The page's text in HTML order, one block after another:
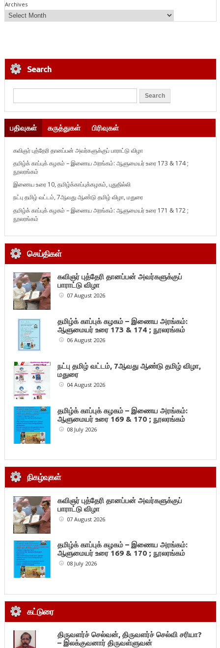
Archives
Search
பதிவுகள் கருத்துகள் பிரிவுகள்
கவிஞர் புத்தேரி தானப்பன் அவர்களுக்குப் பாராட்டு விழா
தமிழ்க் காப்புக் கழகம் – இணைய அரங்கம்: ஆளுமையர் உரை 173 & 174 ;
நூலரங்கம்
இணைய உரை 10, தமிழ்க்காப்புக்கழகம், புதுதில்லி
நட்பு தமிழ் வட்டம், 7ஆவது ஆண்டு தமிழ் விழா, மதுரை
தமிழ்க் காப்புக் கழகம் – இணைய அரங்கம்: ஆளுமையர் உரை 171 & 172 ;
நூலரங்கம்
செய்திகள்
கவிஞர் புத்தேரி தானப்பன் அவர்களுக்குப்
பாராட்டு விழா
07 August 2026
தமிழ்க் காப்புக் கழகம் – இணைய அரங்கம்:
ஆளுமையர் உரை 173 & 174 ; நூலரங்கம்
06 August 2026
நட்பு தமிழ் வட்டம், 7ஆவது ஆண்டு தமிழ் விழா,
மதுரை
04 August 2026
தமிழ்க் காப்புக் கழகம் – இணைய அரங்கம்:
ஆளுமையர் உரை 169 & 170 ; நூலரங்கம்
08 July 2026
நிகழ்வுகள்
கவிஞர் புத்தேரி தானப்பன் அவர்களுக்குப்
பாராட்டு விழா
07 August 2026
தமிழ்க் காப்புக் கழகம் – இணைய அரங்கம்:
ஆளுமையர் உரை 169 & 170 ; நூலரங்கம்
08 July 2026
கட்டுரை
திருவளர்ச் செல்வன், திருவளர்ச் செல்வி சரியா?
– இலக்குவனார் திருவள்ளுவன்